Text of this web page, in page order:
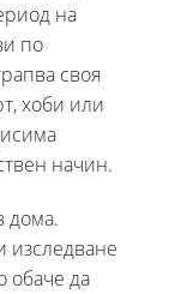
на
по
своя
хоби или
начин.
дома.
изследване
обаче да